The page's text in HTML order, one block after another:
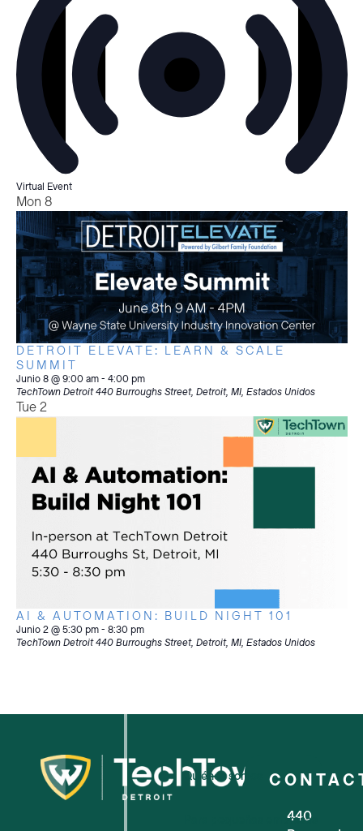
Virtual Event
Mon 8
DETROIT ELEVATE: LEARN & SCALE
SUMMIT
Junio 8 @ 9:00 am- 4:00 pm
TechTown Detroit 440 Burroughs Street, Detroit, MI, Estados Unidos
Tue2
AI & AUTOMATION: BUILD NIGHT 101
Junio 2 @ 5:30 pm- 8:30 pm
TechTown Detroit 440 Burroughs Street, Detroit, MI, Estados Unidos
Quiénes somos
Para pequeñas empresas
440